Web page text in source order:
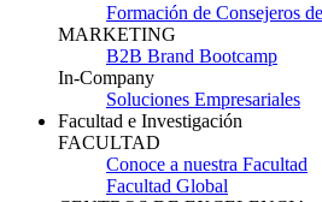
Formación de Consejeros
MARKETING
B2B Brand Bootcamp
In-Company
Soluciones Empresariales
Facultad e Investigación
FACULTAD
Conoce a nuestra Facultad
Facultad Global